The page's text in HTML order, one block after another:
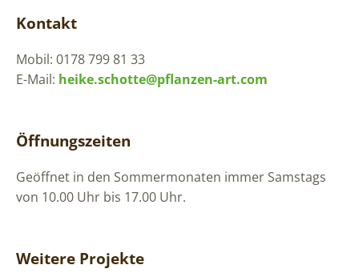
Kontakt
Mobil: 0178 799 81 33
E-Mail: heike.schotte@pflanzen-art.com
Öffnungszeiten
Geöffnet in den Sommermonaten immer Samstags
von 10.00 Uhr bis 17.00 Uhr.
Weitere Projekte